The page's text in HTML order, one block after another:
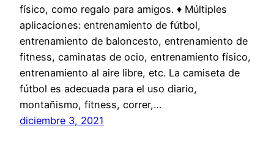
físico, como regalo para amigos. ♦ Múltiples
aplicaciones: entrenamiento de fútbol,
entrenamiento de baloncesto, entrenamiento de
fitness, caminatas de ocio, entrenamiento físico,
entrenamiento al aire libre, etc. La camiseta de
fútbol es adecuada para el uso diario,
montañismo, fitness, correr,…
diciembre 3, 2021